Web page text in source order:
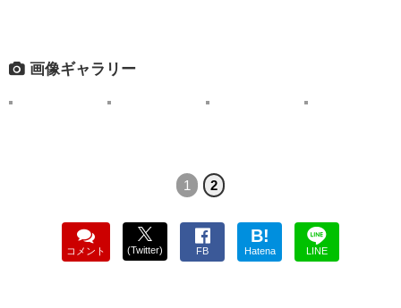
画像ギャラリー
1 2
コメント (Twitter) FB
B!
Hatena LINE